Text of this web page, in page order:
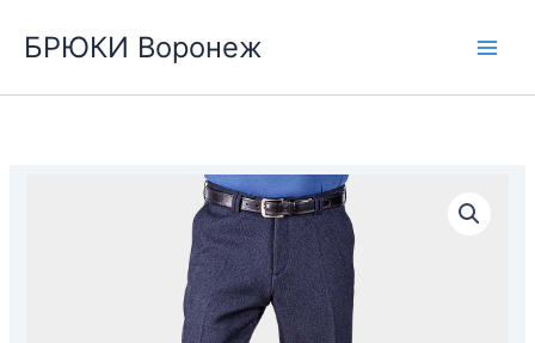
БРЮКИ Воронеж